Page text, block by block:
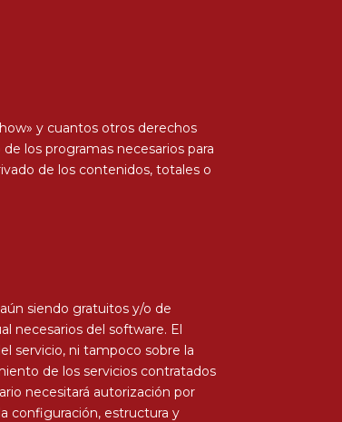
y cuantos otros derechos
los programas necesarios para
de los contenidos, totales o
siendo gratuitos y/o de
necesarios del software. El
servicio, ni tampoco sobre la
de los servicios contratados
necesitará autorización por
configuración, estructura y